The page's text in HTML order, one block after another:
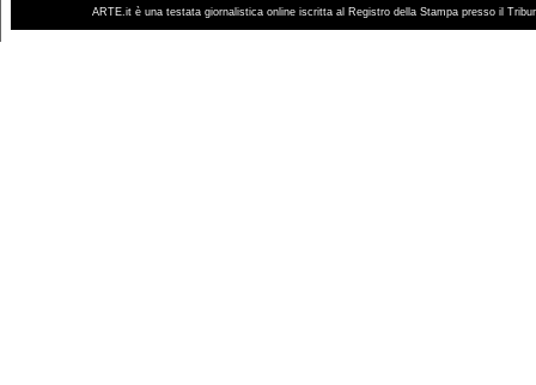
ARTE.it è una testata giornalistica online iscritta al Registro della Stampa presso il